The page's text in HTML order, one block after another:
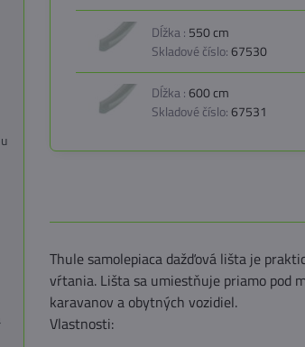
Dĺžka : 550 cm
Skladové číslo:67530
Dĺžka :600 cm
Skladové číslo:67531
Thule samolepiaca dažďová lišta je
vŕtania. Lišta sa umiestňuje priamo pod
karavanov a obytných vozidiel.
Vlastnosti: